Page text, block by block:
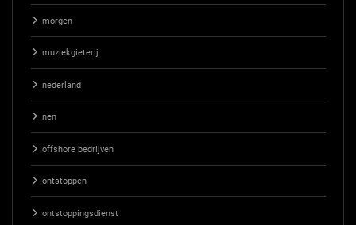
morgen
muziekgieterij
nederland
nen
offshore bedrijven
ontstoppen
ontstoppingsdienst